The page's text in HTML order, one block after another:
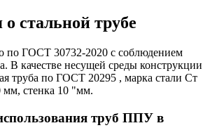
стальной трубе
по ГОСТ 30732-2020 с соблюдением
В качестве несущей среды конструкции
труба по ГОСТ 20295 , марка стали Ст
мм, стенка 10 "мм.
труб ППУ в